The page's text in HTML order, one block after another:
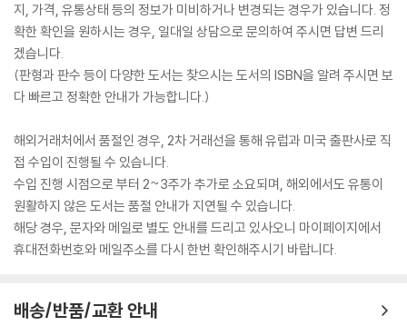
지, 가격, 유통상태 등의 정보가 미비하거나 변경되는 경우가 있습니다. 정
확한 확인을 원하시는 경우, 일대일 상담으로 문의하여 주시면 답변 드리
겠습니다.
(판형과 판수 등이 다양한 도서는 찾으시는 도서의 ISBN을 알려 주시면 보
다 빠르고 정확한 안내가 가능합니다.)
해외거래처에서 품절인 경우, 2차 거래선을 통해 유럽과 미국 출판사로 직
접 수입이 진행될 수 있습니다.
수입 진행 시점으로 부터 2~3주가 추가로 소요되며, 해외에서도 유통이
원활하지 않은 도서는 품절 안내가 지연될 수 있습니다.
해당 경우, 문자와 메일로 별도 안내를 드리고 있사오니 마이페이지에서
휴대전화번호와 메일주소를 다시 한번 확인해주시기 바랍니다.
배송/반품/교환 안내